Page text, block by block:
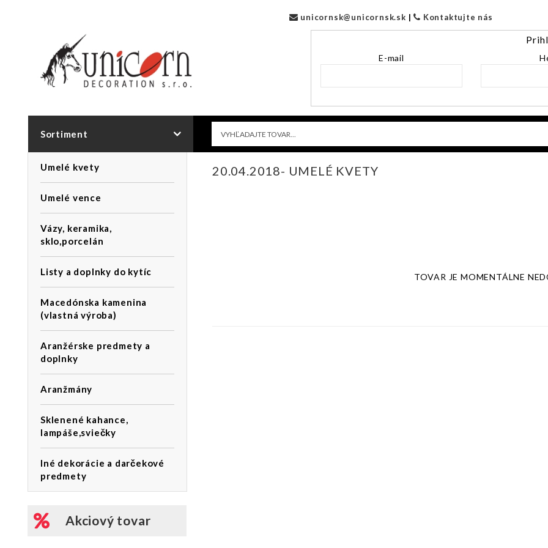
unicornsk@unicornsk.sk | Kontaktujte nás
E-mail
Sortiment
Umelé kvety
Umelé vence
Vázy, keramika,
sklo,porcelán
Listy a doplnky do kytíc
Macedónska kamenina
(vlastná výroba)
Aranžérske predmety a
doplnky
Aranžmány
Sklenené kahance,
lampáše,sviečky
Iné dekorácie a darčekové
predmety
Akciový tovar
20.04.2018- UMELÉ KVETY
TOVAR JE MOMENTÁLNE